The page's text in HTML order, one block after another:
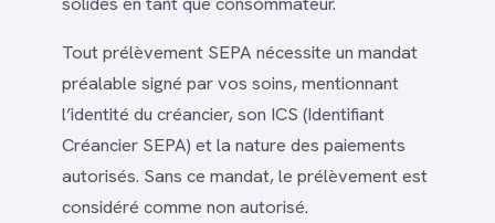
Tout prélèvement SEPA nécessite un mandat
préalable signé par vos soins, mentionnant
l’identité du créancier, son ICS (Identifiant
Créancier SEPA) et la nature des paiements
autorisés. Sans ce mandat, le prélèvement est
considéré comme non autorisé.